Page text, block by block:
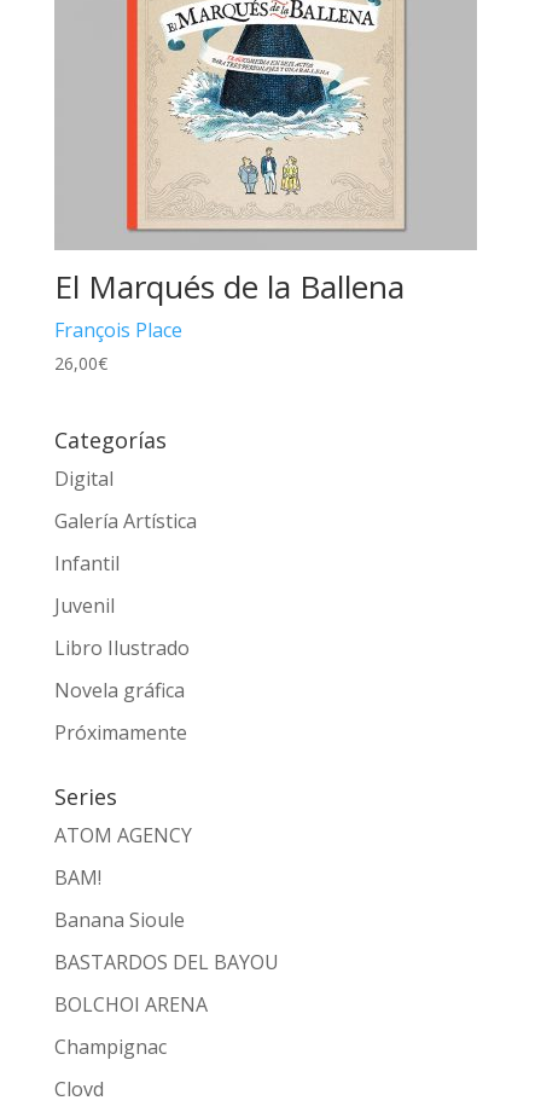
El Marqués de la Ballena
François Place
26,00€
Categorías
Digital
Galería Artística
Infantil
Juvenil
Libro Ilustrado
Novela gráfica
Próximamente
Series
ATOM AGENCY
BAM!
Banana Sioule
BASTARDOS DEL BAYOU
BOLCHOI ARENA
Champignac
Clovd